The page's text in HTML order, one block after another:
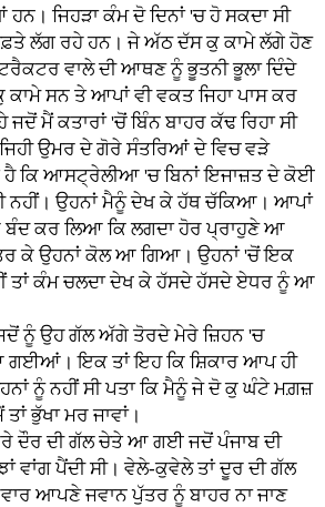
ਜਿਹੜਾ ਕੰਮ ਦੋ ਦਿਨਾਂ 'ਚ ਹੋ ਸਕਦਾ ਸੀ
ਲੱਗ ਰਹੇ ਹਨ। ਜੇ ਅੱਠ ਦੱਸ ਕੁ ਕਾਮੇ ਲੱਗੇ ਹੋਣ
ਵਾਲੇ ਦੀ ਆਥਣ ਨੂੰ ਭੂਤਨੀ ਭੂਲਾ ਦਿੰਦੇ
ਸਨ ਤੇ ਆਪਾਂ ਵੀ ਵਕਤ ਜਿਹਾ ਪਾਸ ਕਰ
ਮੈਂ ਕਤਾਰਾਂ 'ਚੋਂ ਬਿੰਨ ਬਾਹਰ ਕੱਢ ਰਿਹਾ ਸੀ
ਉਮਰ ਦੇ ਗੋਰੇ ਸੰਤਰਿਆਂ ਦੇ ਵਿਚ ਵੜੇ
ਕਿ ਆਸਟ੍ਰੇਲੀਆ 'ਚ ਬਿਨਾਂ ਇਜਾਜ਼ਤ ਦੇ ਕੋਈ
ਨਹੀਂ। ਉਹਨਾਂ ਮੈਨੂੰ ਦੇਖ ਕੇ ਹੱਥ ਚੱਕਿਆ। ਆਪਾਂ
ਕਰ ਲਿਆ ਕਿ ਲਗਦਾ ਹੋਰ ਪ੍ਰਾਹੁਣੇ ਆ
ਕੇ ਉਹਨਾਂ ਕੋਲ ਆ ਗਿਆ। ਉਹਨਾਂ 'ਚੋਂ ਇਕ
ਤਾਂ ਕੰਮ ਚਲਦਾ ਦੇਖ ਕੇ ਹੱਸਦੇ ਹੱਸਦੇ ਏਧਰ ਨੂੰ ਆ
ਨੂੰ ਉਹ ਗੱਲ ਅੱਗੇ ਤੋਰਦੇ ਮੇਰੇ ਜ਼ਿਹਨ 'ਚ
ਗਈਆਂ। ਇਕ ਤਾਂ ਇਹ ਕਿ ਸ਼ਿਕਾਰ ਆਪ ਹੀ
ਨੂੰ ਨਹੀਂ ਸੀ ਪਤਾ ਕਿ ਮੈਨੂੰ ਜੇ ਦੋ ਕੁ ਘੰਟੇ ਮਗ਼ਜ਼
ਭੁੱਖਾ ਮਰ ਜਾਵਾਂ।
ਦੌਰ ਦੀ ਗੱਲ ਚੇਤੇ ਆ ਗਈ ਜਦੋਂ ਪੰਜਾਬ ਦੀ
ਵਾਂਗ ਪੈਂਦੀ ਸੀ। ਵੇਲੇ-ਕੁਵੇਲੇ ਤਾਂ ਦੂਰ ਦੀ ਗੱਲ
ਆਪਣੇ ਜਵਾਨ ਪੁੱਤਰ ਨੂੰ ਬਾਹਰ ਨਾ ਜਾਣ